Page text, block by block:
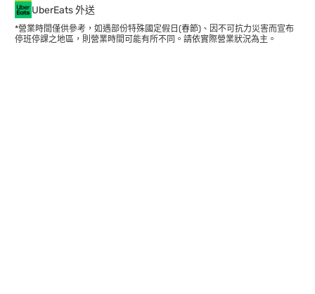
UberEats 外送
*營業時間僅供參考，如遇部份特殊國定假日(春節)、因不可抗力災害而宣布
停班停課之地區，則營業時間可能有所不同。請依實際營業狀況為主。